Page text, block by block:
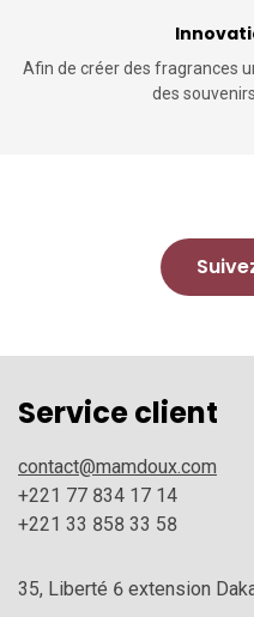
Afin de créer des fragrances
des
Service client
contact@mamdoux.com
+221 77 834 17 14
+221 33 858 33 58
35, Liberté 6 extension